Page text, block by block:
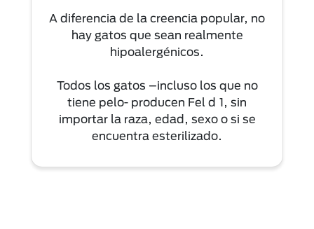
A diferencia de la creencia popular, no
hay gatos que sean realmente
hipoalergénicos.
Todos los gatos –incluso los que no
tiene pelo- producen Fel d 1, sin
importar la raza, edad, sexo o si se
encuentra esterilizado.